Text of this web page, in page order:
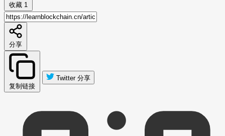
收藏 1
分享
复制链接
Twitter 分享